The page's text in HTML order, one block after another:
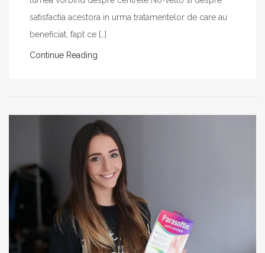
satisfactia acestora in urma tratamentelor de care au
beneficiat, fapt ce […]
Continue Reading